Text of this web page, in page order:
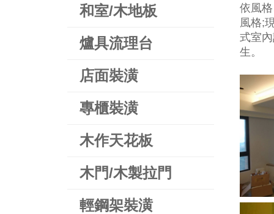
和室/木地板
爐具流理台
店面裝潢
專櫃裝潢
木作天花板
木門/木製拉門
輕鋼架裝潢
依風
風格;
式室
生。